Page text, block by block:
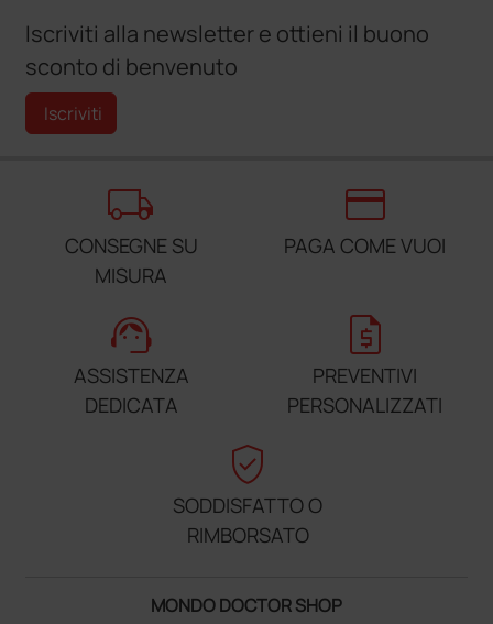
Iscriviti alla newsletter e ottieni il buono
sconto di benvenuto
Iscriviti
local_shipping
CONSEGNE SU
MISURA
credit_card
PAGA COME VUOI
support_agent
ASSISTENZA
DEDICATA
request_quote
PREVENTIVI
PERSONALIZZATI
verified_user
SODDISFATTO O
RIMBORSATO
MONDO DOCTOR SHOP